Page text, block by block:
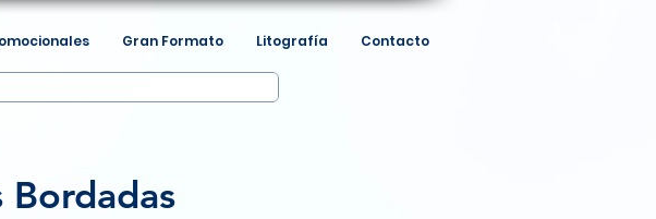
Gran Formato Litografía Contacto
Bordadas